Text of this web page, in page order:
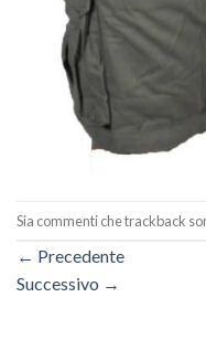
Sia commenti che trackback
← Precedente
Successivo →